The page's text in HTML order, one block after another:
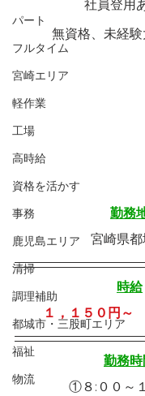
パート
フルタイム
宮崎エリア
軽作業
工場
高時給
資格を活かす
事務
鹿児島エリア
清掃
調理補助
都城市・三股町エリア
福祉
物流
社員登用
無資格、未経験
勤務
宮崎県
時給
１，１５０円～
勤務時
①８:００～